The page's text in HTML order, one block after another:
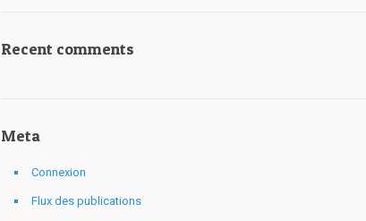
Recent comments
Meta
Connexion
Flux des publications